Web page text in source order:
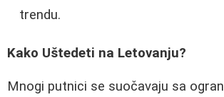
trendu.
Kako Uštedeti na Letovanju?
Mnogi putnici se suočavaju sa